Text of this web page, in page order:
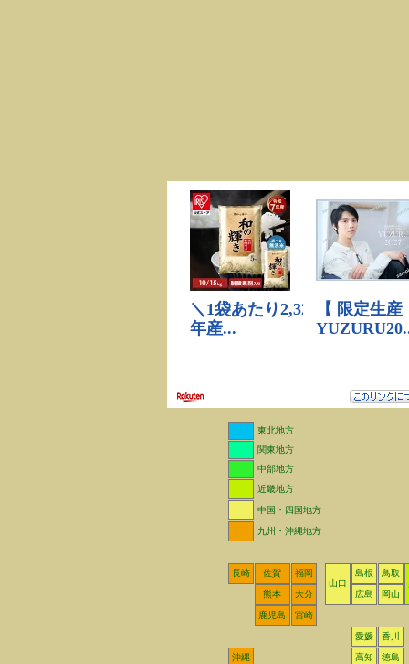
東北地方
関東地方
中部地方
近畿地方
中国・四国地方
九州・沖縄地方
長崎 佐賀
福岡
山口
島根
鳥取
熊本
大分 広島 岡山
鹿児島 宮崎
愛媛 香川
沖縄 高知 徳島